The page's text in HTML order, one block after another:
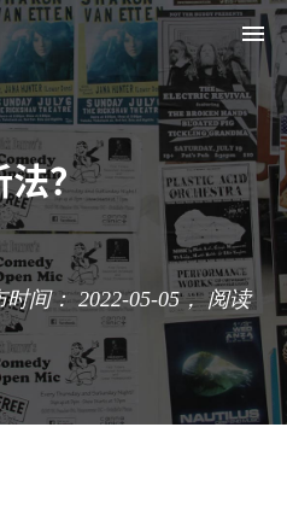
法？
间： 2022-05-05，阅读